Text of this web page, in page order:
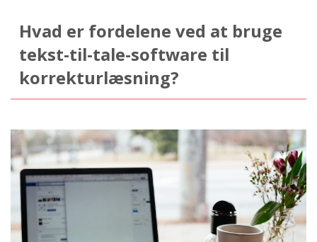
Hvad er fordelene ved at bruge
tekst-til-tale-software til
korrekturlæsning?